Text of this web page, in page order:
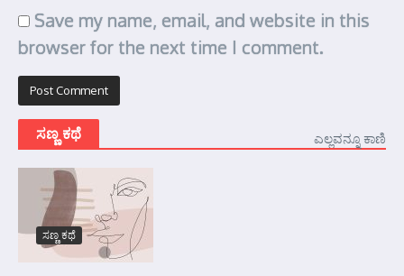
Save my name, email, and website in this
browser for the next time I comment.
ಸಣ್ಣ ಕಥೆ ಎಲ್ಲವನ್ನೂ ಕಾಣಿ
ಸಣ್ಣ ಕಥೆ